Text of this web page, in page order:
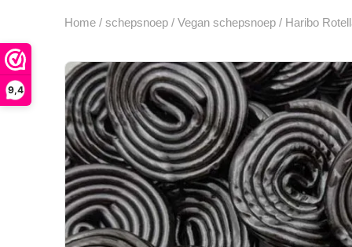
9,4
Home / schepsnoep / Vegan schepsnoep / Haribo